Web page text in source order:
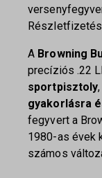
A Browning
precíziós .22
sportpisztoly
gyakorlásra
fegyvert a
1980-as évek
számos